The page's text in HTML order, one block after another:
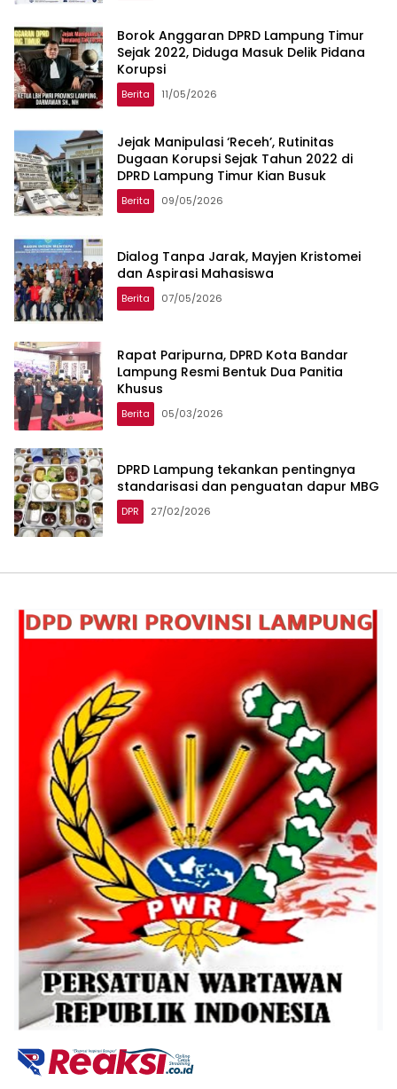
Borok Anggaran DPRD Lampung Timur
Sejak 2022, Diduga Masuk Delik Pidana
Korupsi
Berita 11/05/2026
Jejak Manipulasi ‘Receh’, Rutinitas
Dugaan Korupsi Sejak Tahun 2022 di
DPRD Lampung Timur Kian Busuk
Berita 09/05/2026
Dialog Tanpa Jarak, Mayjen Kristomei
dan Aspirasi Mahasiswa
Berita 07/05/2026
Rapat Paripurna, DPRD Kota Bandar
Lampung Resmi Bentuk Dua Panitia
Khusus
Berita 05/03/2026
DPRD Lampung tekankan pentingnya
standarisasi dan penguatan dapur MBG
DPR 27/02/2026